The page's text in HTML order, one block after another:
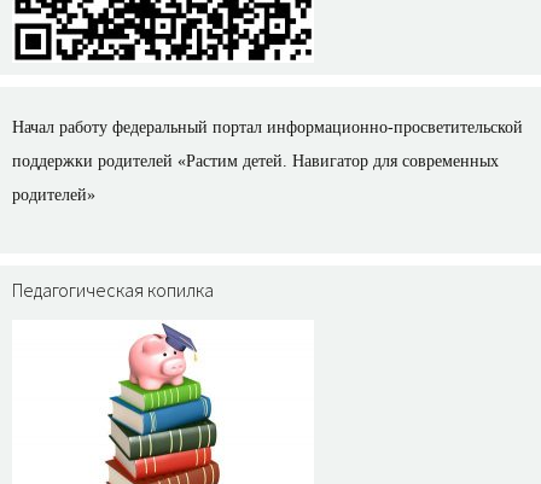
Начал работу федеральный портал информационно-просветительской
поддержки родителей «Растим детей. Навигатор для современных
родителей»
Педагогическая копилка